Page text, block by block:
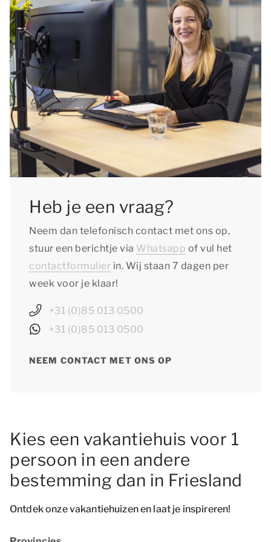
Heb je een vraag?
Neem dan telefonisch contact met ons op,
stuur een berichtje via Whatsapp of vul het
contactformulier in. Wij staan 7 dagen per
week voor je klaar!
+31 (0)85 013 0500
+31 (0)85 013 0500
NEEM CONTACT MET ONS OP
Kies een vakantiehuis voor 1
persoon in een andere
bestemming dan in Friesland
Ontdek onze vakantiehuizen en laat je inspireren!